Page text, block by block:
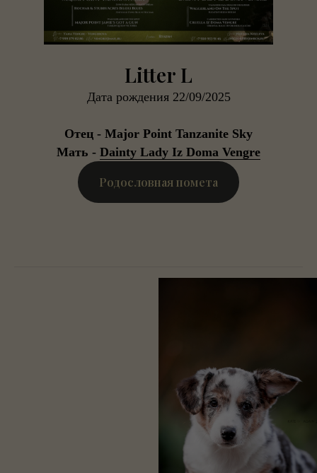
Litter L
Дата рождения 22/09/2025
Отец - Major Point Tanzanite Sky
Мать - Dainty Lady Iz Doma Vengre
Родословная помета